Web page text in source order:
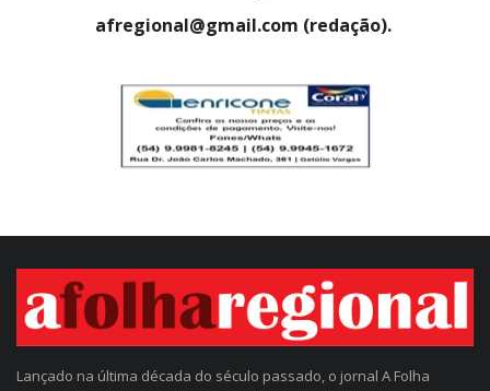
afregional@gmail.com (redação).
Lançado na última década do século passado, o jornal A Folha